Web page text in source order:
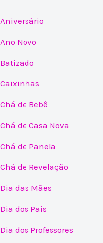
Aniversário
Ano Novo
Batizado
Caixinhas
Chá de Bebê
Chá de Casa Nova
Chá de Panela
Chá de Revelação
Dia das Mães
Dia dos Pais
Dia dos Professores